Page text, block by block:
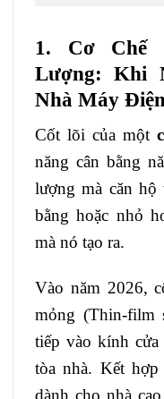
1. Cơ Chế
Lượng: Khi
Nhà Máy
Cốt lõi của một
năng cân bằng
lượng mà căn
bằng hoặc nhỏ
mà nó tạo ra.
Vào năm 2026,
mỏng (Thin-film
tiếp vào kính cửa
tòa nhà. Kết
dành cho nhà